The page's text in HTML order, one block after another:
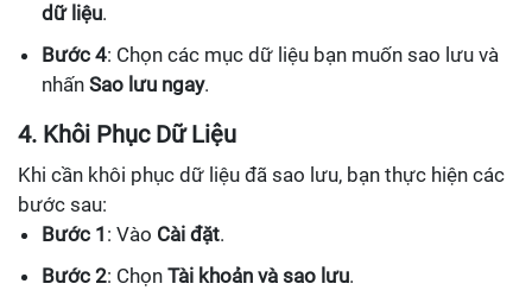
dữ liệu.
Bước 4: Chọn các mục dữ liệu bạn muốn sao lưu và
nhấn Sao lưu ngay.
4. Khôi Phục Dữ Liệu
Khi cần khôi phục dữ liệu đã sao lưu, bạn thực hiện các
bước sau:
Bước 1 : Vào Cài đặt.
Bước 2: Chọn Tài khoản và sao lưu.